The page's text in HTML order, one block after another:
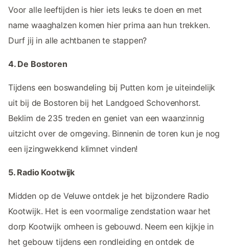
Voor alle leeftijden is hier iets leuks te doen en met
name waaghalzen komen hier prima aan hun trekken.
Durf jij in alle achtbanen te stappen?
4. De Bostoren
Tijdens een boswandeling bij Putten kom je uiteindelijk
uit bij de Bostoren bij het Landgoed Schovenhorst.
Beklim de 235 treden en geniet van een waanzinnig
uitzicht over de omgeving. Binnenin de toren kun je nog
een ijzingwekkend klimnet vinden!
5. Radio Kootwijk
Midden op de Veluwe ontdek je het bijzondere Radio
Kootwijk. Het is een voormalige zendstation waar het
dorp Kootwijk omheen is gebouwd. Neem een kijkje in
het gebouw tijdens een rondleiding en ontdek de